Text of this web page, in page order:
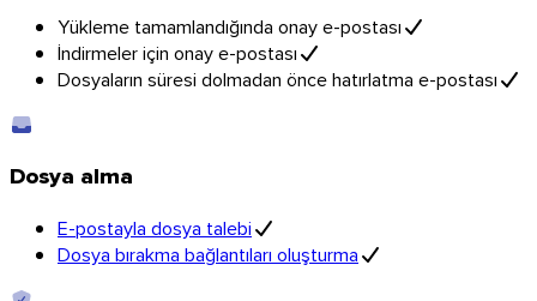
Yükleme tamamlandığında onay e-postası
İndirmeler için onay e-postası
Dosyaların süresi dolmadan önce hatırlatma e-postası
Dosya alma
E-postayla dosya talebi
Dosya bırakma bağlantıları oluşturma